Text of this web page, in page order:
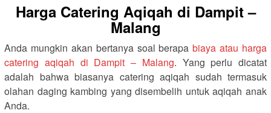
Harga Catering Aqiqah di Dampit –
Malang
Anda mungkin akan bertanya soal berapabiaya atau harga
catering aqiqah di Dampit – Malang. Yang perlu dicatat
adalah bahwa biasanya catering aqiqah sudah termasuk
olahan daging kambing yang disembelih untuk aqiqah anak
Anda.